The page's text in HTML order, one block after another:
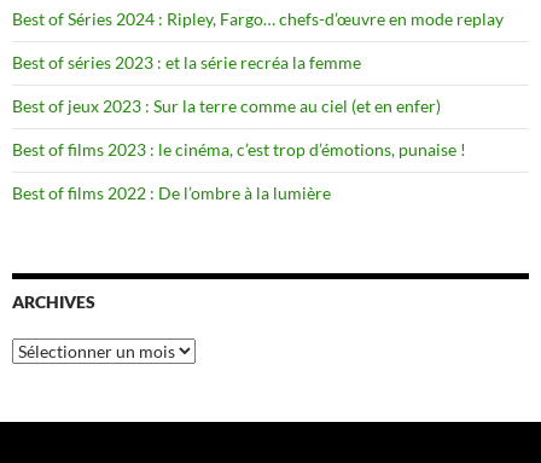
Best of Séries 2024 : Ripley, Fargo… chefs-d’œuvre en mode replay
Best of séries 2023 : et la série recréa la femme
Best of jeux 2023 : Sur la terre comme au ciel (et en enfer)
Best of films 2023 : le cinéma, c’est trop d’émotions, punaise !
Best of films 2022 : De l’ombre à la lumière
ARCHIVES
Archives